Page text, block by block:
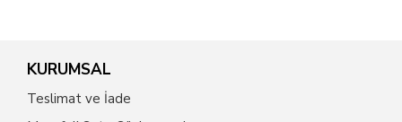
KURUMSAL
Teslimat ve İade